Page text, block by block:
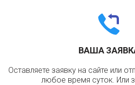
ВАША
Оставляете заявку на сайте или
любое время суток. Или